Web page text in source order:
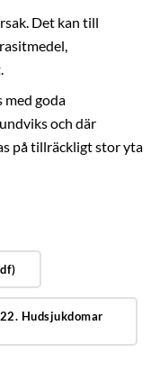
Det kan till
med goda
och där
på tillräckligt stor yta
Hudsjukdomar